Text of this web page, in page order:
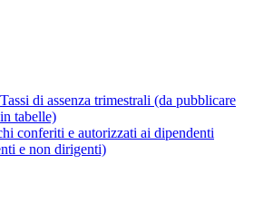
Tassi di assenza trimestrali (da pubblicare
in tabelle)
conferiti e autorizzati ai dipendenti
e non dirigenti)